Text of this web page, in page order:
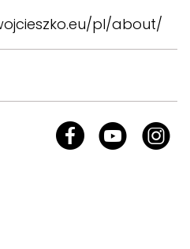
pl/about/